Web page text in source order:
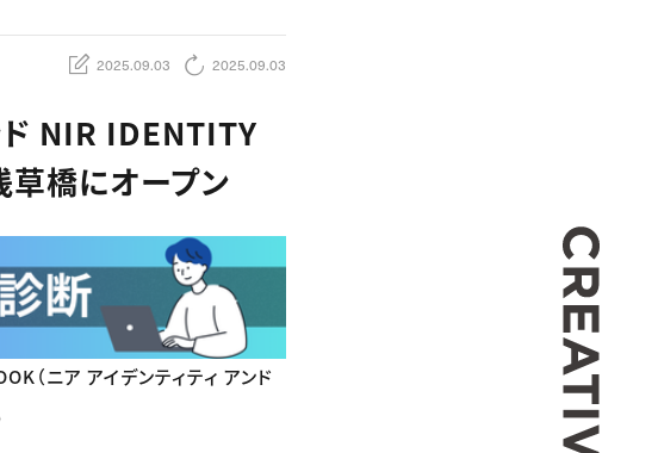
2025.09.03 2025.09.03
NIR IDENTITY
草橋にオープン
（ニア アイデンティティ アンド